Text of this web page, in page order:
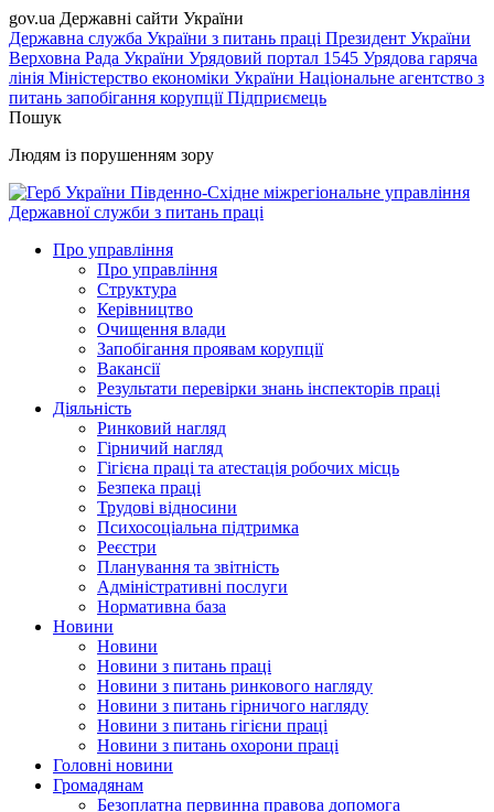
gov.ua Державні сайти України
Державна служба України з питань праці Президент України
Верховна Рада України Урядовий портал 1545 Урядова гаряча
лінія Міністерство економіки України Національне агентство з
питань запобігання корупціїПідприємець
Пошук
Людям із порушенням зору
Південно-Східне міжрегіональне управління
Державної служби з питань праці
Про управління
Про управління
Структура
Керівництво
Очищення влади
Запобігання проявам корупції
Вакансії
Результати перевірки знань інспекторів праці
Діяльність
Ринковий нагляд
Гірничий нагляд
Гігієна праці та атестація робочих місць
Безпека праці
Трудові відносини
Психосоціальна підтримка
Реєстри
Планування та звітність
Адміністративні послуги
Нормативна база
Новини
Новини
Новини з питань праці
Новини з питань ринкового нагляду
Новини з питань гірничого нагляду
Новини з питань гігієни праці
Новини з питань охорони праці
Головні новини
Громадянам
Безоплатна первинна правова допомога